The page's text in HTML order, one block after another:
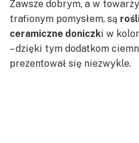
Zawsze dobrym, a w
trafionym pomysłem, są
ceramiczne doniczki w
– dzięki tym dodatkom
prezentował się niezwykle.